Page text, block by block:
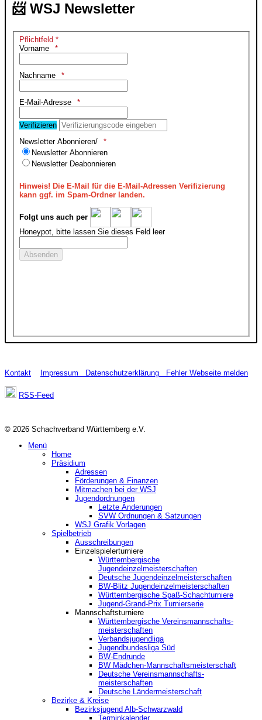
📨 WSJ Newsletter
Pflichtfeld *
Vorname
Nachname
E-Mail-Adresse
Verifizieren
Newsletter Abonnieren/
Newsletter Abonnieren
Newsletter Deabonnieren
Hinweis!Die E-Mail für die E-Mail-Adressen Verifizierung
kann ggf. im Spam-Ordner landen.
Folgt uns auch per
Honeypot, bitte lassen Sie dieses Feld leer
Kontakt Impressum Datenschutzerklärung Fehler Webseite melden
RSS-Feed
© 2026 Schachverband Württemberg e.V.
Menü
Home
Präsidium
Adressen
Förderungen & Finanzen
Mitmachen bei der WSJ
Jugendordnungen
Letzte Änderungen
SVW Ordnungen & Satzungen
WSJ Grafik Vorlagen
Spielbetrieb
Ausschreibungen
Einzelspielerturniere
Württembergische
Jugendeinzelmeisterschaften
Deutsche Jugendeinzelmeisterschaften
BW-Blitz Jugendeinzelmeisterschaften
Württembergische Spaß-Schachturniere
Jugend-Grand-Prix Turnierserie
Mannschaftsturniere
Württembergische Vereinsmannschafts-
meisterschaften
Verbandsjugendliga
Jugendbundesliga Süd
BW-Endrunde
BW Mädchen-Mannschaftsmeisterschaft
Deutsche Vereinsmannschafts-
meisterschaften
Deutsche Ländermeisterschaft
Bezirke & Kreise
Bezirksjugend Alb-Schwarzwald
Terminkalender